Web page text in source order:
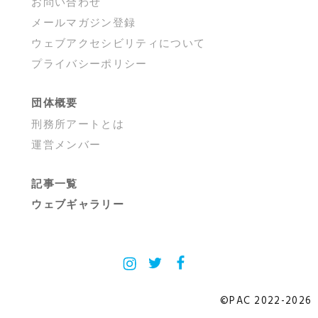
メールマガジン登録
ウェブアクセシビリティについて
プライバシーポリシー
団体概要
刑務所アートとは
運営メンバー
記事一覧
ウェブギャラリー
Instagram
X Facebook
©PAC 2022-2026